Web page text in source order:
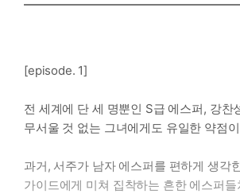
“제가 잠들어 있는 사이에, 계속했어요?”
“주는 대로 받아.”
[episode. 1]
전 세계에 단 세 명뿐인 S급 에스퍼, 강찬
무서울 것 없는 그녀에게도 유일한 약점
과거, 서주가 남자 에스퍼를 편하게 생각
가이드에게 미쳐 집착하는 흔한 에스퍼